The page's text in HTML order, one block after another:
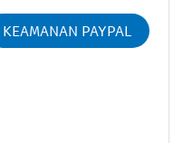
KEAMANAN PAYPAL